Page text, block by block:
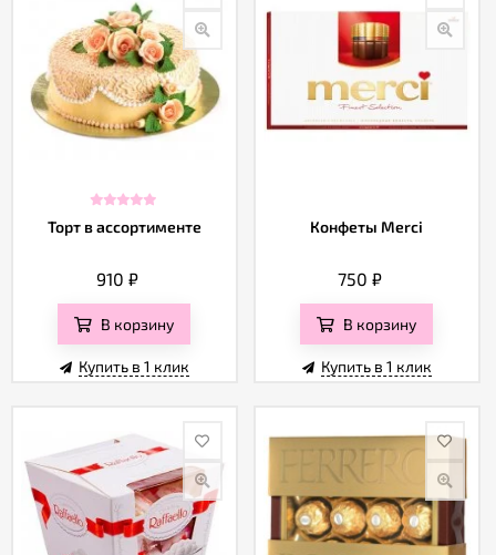
Торт в ассортименте
910₽
В корзину
Купить в 1 клик
Конфеты Merci
750₽
В корзину
Купить в 1 клик